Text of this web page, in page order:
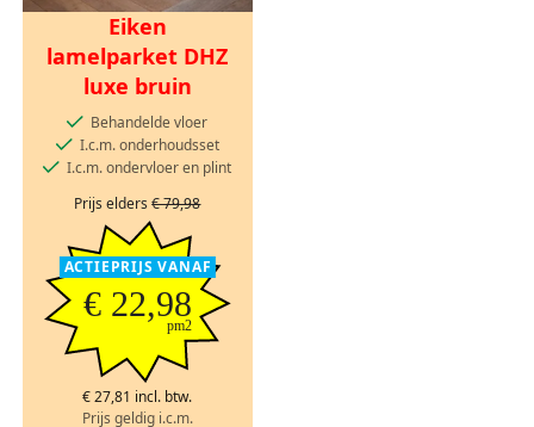
Eiken
lamelparket DHZ
luxe bruin
Behandelde vloer
I.c.m. onderhoudsset
I.c.m. ondervloer en plint
Prijs elders€ 79,98
ACTIEPRIJS VANAF
€ 22,98
pm2
€ 27,81 incl. btw.
Prijs geldig i.c.m.